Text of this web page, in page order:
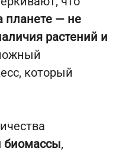
планете — не
растений и
который
биомассы,